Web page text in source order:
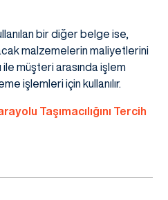
bir diğer belge ise,
malzemelerin maliyetlerini
ile müşteri arasında işlem
işlemleri için kullanılır.
Taşımacılığını Tercih